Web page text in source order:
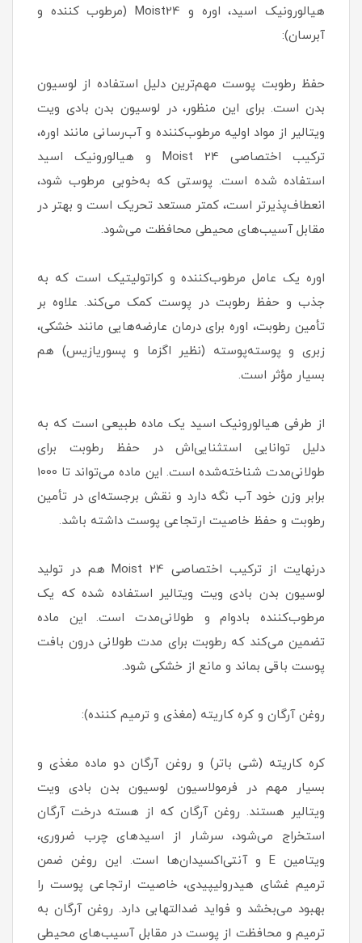
هیالورونیک اسید، اوره و Moist24 (مرطوب کننده و
آبرسان):
حفظ رطوبت پوست مهم‌ترین دلیل استفاده از لوسیون
بدن است. برای این منظور، در لوسیون بدن بادی ویت
ویتالیر از مواد اولیه مرطوب‌کننده و آب‌رسانی مانند اوره،
ترکیب اختصاصی Moist 24 و هیالورونیک اسید
استفاده شده است. پوستی که به‌خوبی مرطوب شود،
انعطاف‌پذیرتر است، کمتر مستعد تحریک است و بهتر در
مقابل آسیب‌های محیطی محافظت می‌شود.
اوره یک عامل مرطوب‌کننده و کراتولیتیک است که به
جذب و حفظ رطوبت در پوست کمک می‌کند. علاوه بر
تأمین رطوبت، اوره برای درمان عارضه‌هایی مانند خشکی،
زبری و پوسته‌پوسته (نظیر اگزما و پسوریازیس) هم
بسیار مؤثر است.
از طرفی هیالورونیک اسید یک ماده طبیعی است که به
دلیل توانایی استثنایی‌اش در حفظ رطوبت برای
طولانی‌مدت شناخته‌شده است. این ماده می‌تواند تا 1000
برابر وزن خود آب نگه دارد و نقش برجسته‌ای در تأمین
رطوبت و حفظ خاصیت ارتجاعی پوست داشته باشد.
درنهایت از ترکیب اختصاصی Moist 24 هم در تولید
لوسیون بدن بادی ویت ویتالیر استفاده شده که یک
مرطوب‌کننده بادوام و طولانی‌مدت است. این ماده
تضمین می‌کند که رطوبت برای مدت طولانی درون بافت
پوست باقی بماند و مانع از خشکی شود.
روغن آرگان و کره کاریته (مغذی و ترمیم کننده):
کره کاریته (شی باتر) و روغن آرگان دو ماده مغذی و
بسیار مهم در فرمولاسیون لوسیون بدن بادی ویت
ویتالیر هستند. روغن آرگان که از هسته درخت آرگان
استخراج می‌شود، سرشار از اسیدهای چرب ضروری،
ویتامین E و آنتی‌اکسیدان‌ها است. این روغن ضمن
ترمیم غشای هیدرولیپیدی، خاصیت ارتجاعی پوست را
بهبود می‌بخشد و فواید ضدالتهابی دارد. روغن آرگان به
ترمیم و محافظت از پوست در مقابل آسیب‌های محیطی